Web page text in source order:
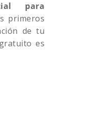
para
primeros
de tu
es